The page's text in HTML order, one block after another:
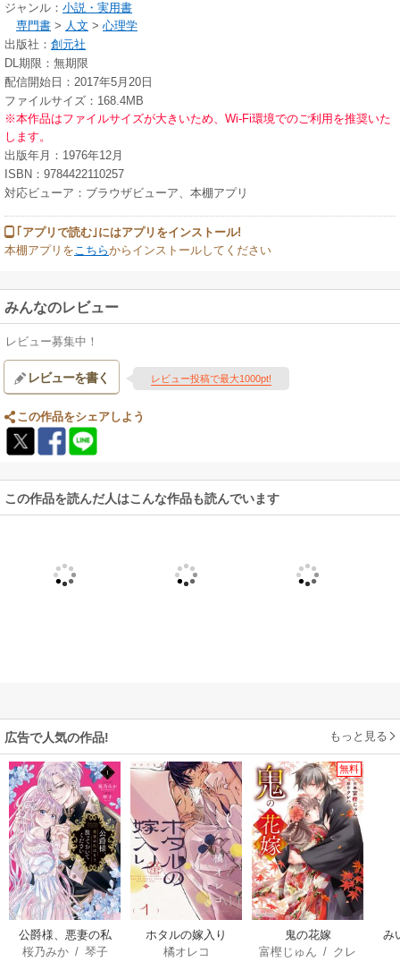
ジャンル： 小説・実用書
専門書 > 人文 > 心理学
出版社： 創元社
DL期限：無期限
配信開始日：2017年5月20日
ファイルサイズ：168.4MB
※本作品はファイルサイズが大きいため、Wi-Fi環境でのご利用を推奨いた
します。
出版年月：1976年12月
ISBN：9784422110257
対応ビューア：ブラウザビューア、本棚アプリ
｢アプリで読む｣にはアプリをインストール!
本棚アプリをこちらからインストールしてください
みんなのレビュー
レビュー募集中！
レビューを書く レビュー投稿で最大1000pt!
この作品をシェアしよう
この作品を読んだ人はこんな作品も読んでいます
広告で人気の作品! もっと見る
公爵様、悪妻の私
はもう放っておい
桜乃みか/ 琴子
ホタルの嫁入り
橘オレコ
無料
鬼の花嫁
富樫じゅん / クレ
み